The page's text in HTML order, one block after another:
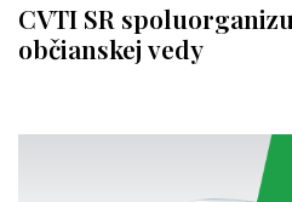
CVTI SR
občianskej vedy